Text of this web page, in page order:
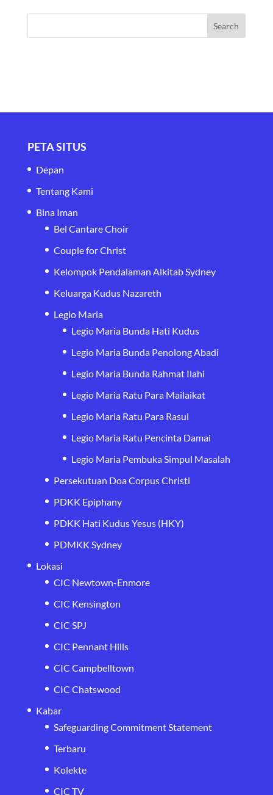
PETA SITUS
Depan
Tentang Kami
Bina Iman
Bel Cantare Choir
Couple for Christ
Kelompok Pendalaman Alkitab Sydney
Keluarga Kudus Nazareth
Legio Maria
Legio Maria Bunda Hati Kudus
Legio Maria Bunda Penolong Abadi
Legio Maria Bunda Rahmat Ilahi
Legio Maria Ratu Para Mailaikat
Legio Maria Ratu Para Rasul
Legio Maria Ratu Pencinta Damai
Legio Maria Pembuka Simpul Masalah
Persekutuan Doa Corpus Christi
PDKK Epiphany
PDKK Hati Kudus Yesus (HKY)
PDMKK Sydney
Lokasi
CIC Newtown-Enmore
CIC Kensington
CIC SPJ
CIC Pennant Hills
CIC Campbelltown
CIC Chatswood
Kabar
Safeguarding Commitment Statement
Terbaru
Kolekte
CIC TV